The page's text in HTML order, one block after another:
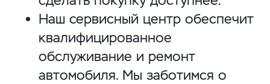
Наш сервисный центр обеспечит
квалифицированное
обслуживание и ремонт
автомобиля. Мы заботимся о